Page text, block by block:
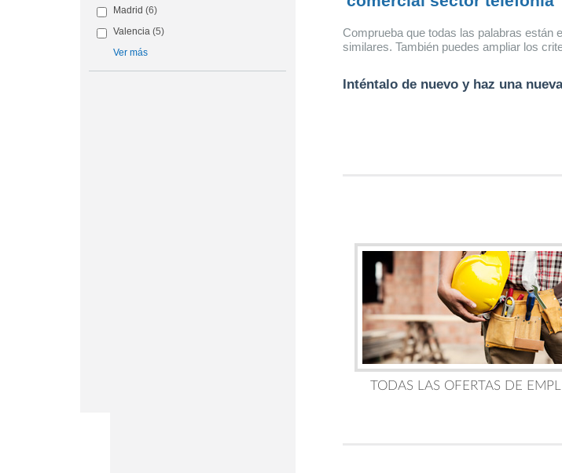
Madrid (6)
Valencia (5)
Ver más
Comprueba que todas las palabras están
similares. También puedes ampliar los
Inténtalo de nuevo y haz una
TODAS LAS OFERTAS DE